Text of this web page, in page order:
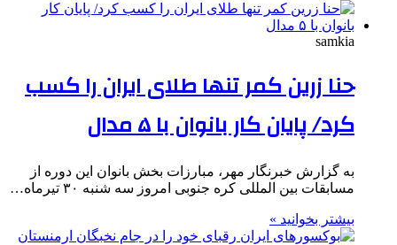
samkia
حنا زرین کمر تنها طلای ایران را کسب
کرد/ پایان کار بانوان با ۵ مدال
به گزارش خبرنگار مهر، مبارزات بخش بانوان این دوره از
مسابقات بین المللی کره جنوبی امروز سه شنبه ۳۰ تیرماه…
بیشتر بخوانید »